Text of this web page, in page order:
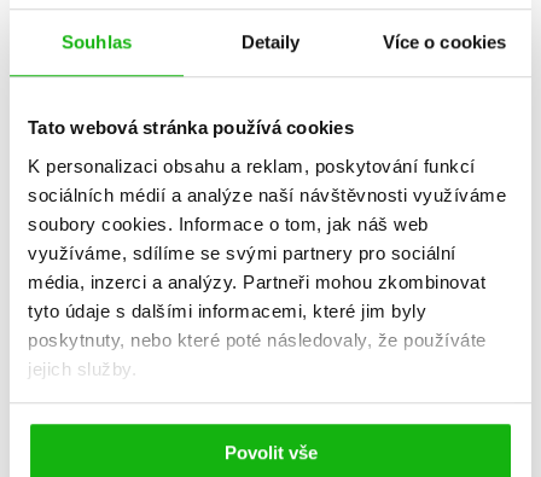
Souhlas Detaily Více o cookies
Tato webová stránka používá cookies
K personalizaci obsahu a reklam, poskytování funkcí
sociálních médií a analýze naší návštěvnosti využíváme
soubory cookies. Informace o tom, jak náš web
využíváme, sdílíme se svými partnery pro sociální
média, inzerci a analýzy. Partneři mohou zkombinovat
tyto údaje s dalšími informacemi, které jim byly
poskytnuty, nebo které poté následovaly, že používáte
jejich služby.
Povolit vše
Violet nenechají kámen na
Corey Powell
239 Kč299 Kč
Do košíku
Zobrazuji 1 až 3 z celkem 3 záznamů
Předchozí 1 Další